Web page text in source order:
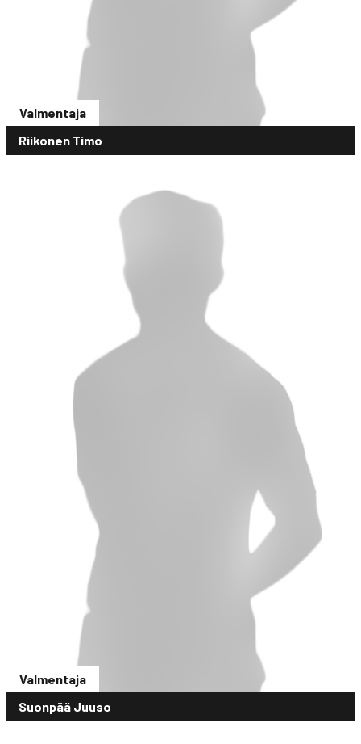
Valmentaja
Riikonen Timo
Valmentaja
Suonpää Juuso